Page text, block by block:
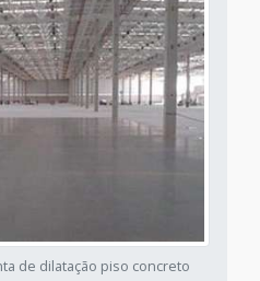
de dilatação piso concreto